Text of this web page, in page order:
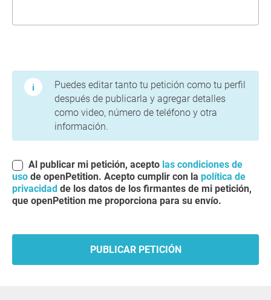
Puedes editar tanto tu petición como tu perfil
después de publicarla y agregar detalles
como video, número de teléfono y otra
información.
Al publicar mi petición, acepto las condiciones de
uso de openPetition. Acepto cumplir con la política de
privacidad de los datos de los firmantes de mi petición,
que openPetition me proporciona para su envío.
PUBLICAR PETICIÓN